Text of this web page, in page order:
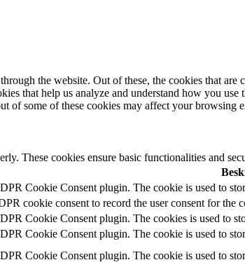
the website. Out of these, the cookies that are
that help us analyze and understand how you
of some of these cookies may affect your browsing
These cookies ensure basic functionalities and
Cookie Consent plugin. The cookie is used to
cookie consent to record the user consent for the
Cookie Consent plugin. The cookies is used to
Cookie Consent plugin. The cookie is used to
Cookie Consent plugin. The cookie is used to